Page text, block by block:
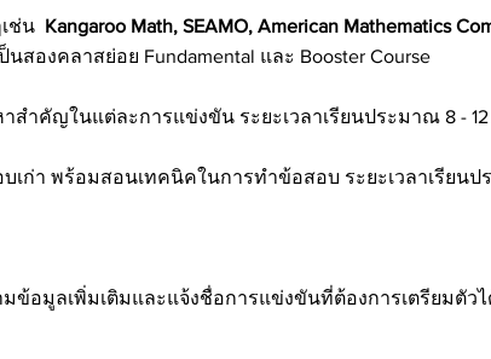
ช่น Kangaroo Math, SEAMO, American Mathematics
สองคลาสย่อย Fundamental และ Booster Course
าสำคัญในแต่ละการแข่งขัน ระยะเวลาเรียนประมาณ 8 -
เก่า พร้อมสอนเทคนิคในการทำข้อสอบ ระยะเวลาเรียน
ข้อมูลเพิ่มเติมและแจ้งชื่อการแข่งขันที่ต้องการเตรียมตัวไ